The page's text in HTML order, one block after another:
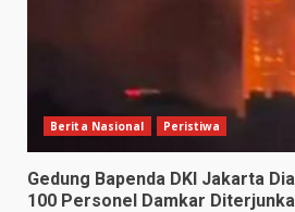
Berita Nasional Peristiwa
Gedung Bapenda DKI Jakarta
100 Personel Damkar